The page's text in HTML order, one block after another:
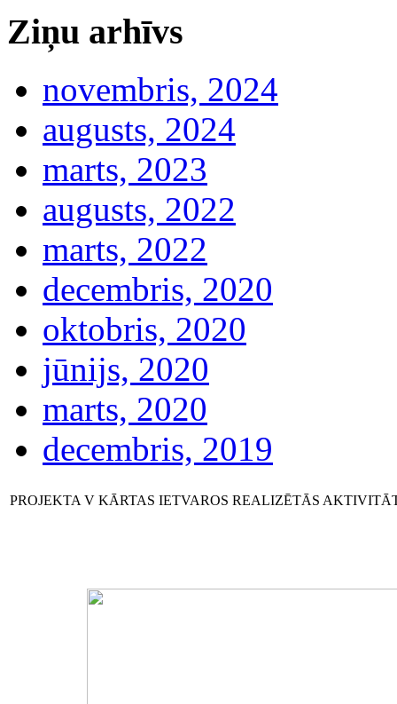
Ziņu arhīvs
novembris, 2024
augusts, 2024
marts, 2023
augusts, 2022
marts, 2022
decembris, 2020
oktobris, 2020
jūnijs, 2020
marts, 2020
decembris, 2019
PROJEKTA V KĀRTAS IETVAROS REALIZĒTĀS